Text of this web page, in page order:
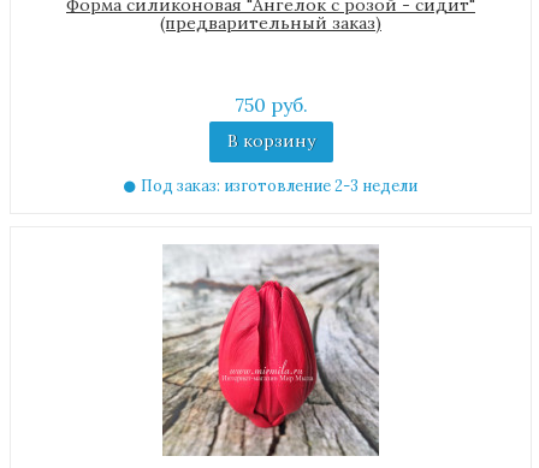
(предварительный заказ)
750 руб.
В корзину
Под заказ: изготовление 2-3 недели